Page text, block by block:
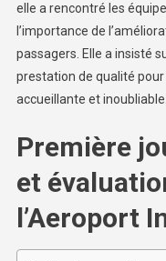
elle a rencontré les
l’importance de
passagers. Elle a insisté
prestation de qualité
accueillante et inoubliable.
Première
et
l’Aeroport